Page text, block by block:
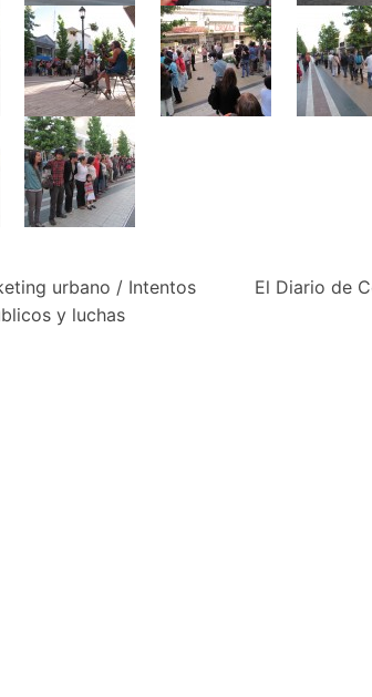
urbano / Intentos
y luchas
El Diario de